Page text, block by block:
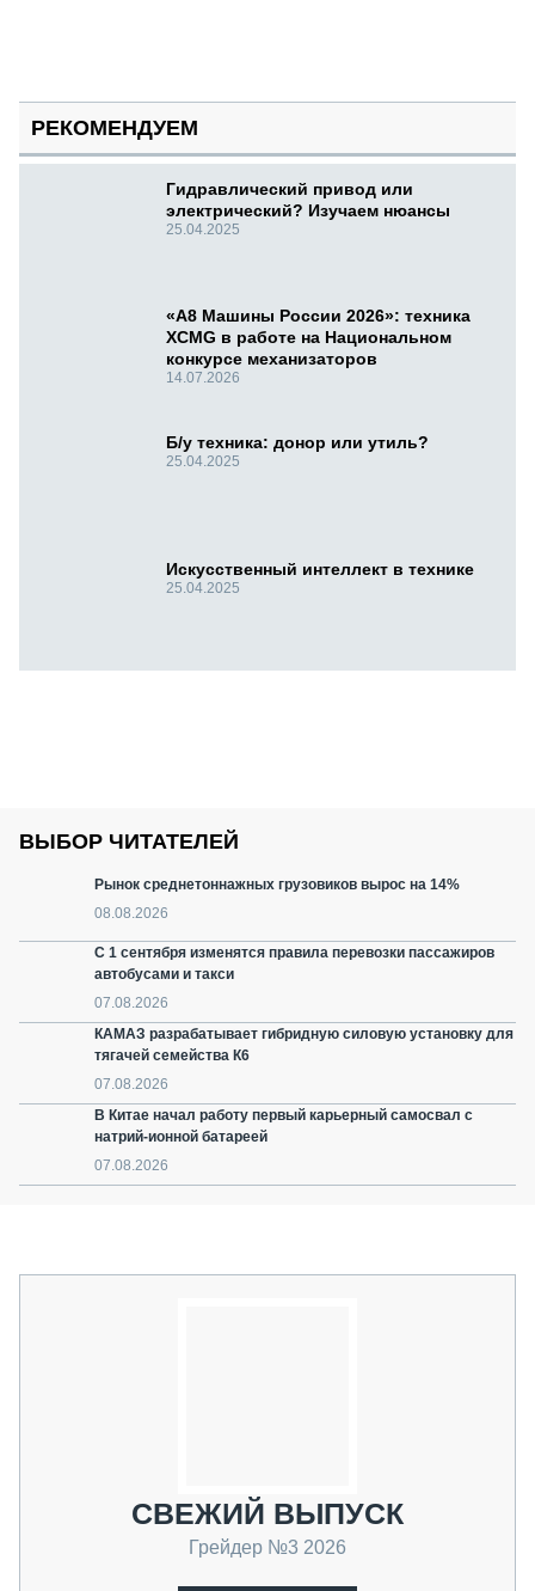
РЕКОМЕНДУЕМ
Гидравлический привод или
электрический? Изучаем нюансы
25.04.2025
«А8 Машины России 2026»: техника
XCMG в работе на Национальном
конкурсе механизаторов
14.07.2026
Б/у техника: донор или утиль?
25.04.2025
Искусственный интеллект в технике
25.04.2025
ВЫБОР ЧИТАТЕЛЕЙ
Рынок среднетоннажных грузовиков вырос на 14%
08.08.2026
С 1 сентября изменятся правила перевозки пассажиров
автобусами и такси
07.08.2026
КАМАЗ разрабатывает гибридную силовую установку для
тягачей семейства К6
07.08.2026
В Китае начал работу первый карьерный самосвал с
натрий-ионной батареей
07.08.2026
СВЕЖИЙ ВЫПУСК
Грейдер №3 2026